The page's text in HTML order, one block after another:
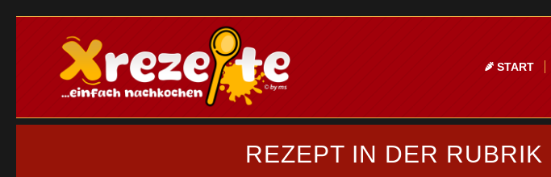
START
REZEPT IN DER RUBRIK